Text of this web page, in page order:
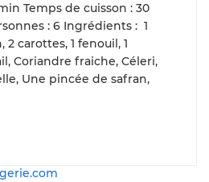
Temps de cuisson : 30
: 6 Ingrédients : 1
carottes, 1 fenouil, 1
Coriandre fraiche, Céleri,
Une pincée de safran,